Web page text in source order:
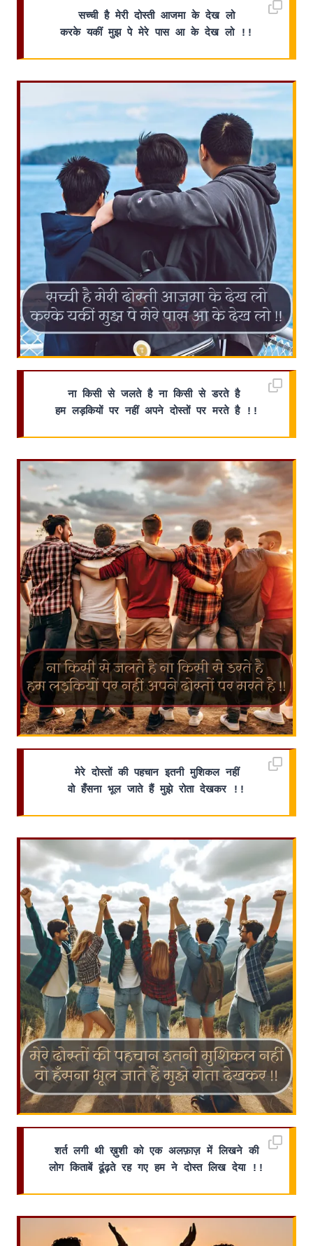
सच्ची है मेरी दोस्ती आजमा के देख लो
करके यकीं मुझ पे मेरे पास आ के देख लो !!
ना किसी से जलते है ना किसी से डरते है
हम लड़कियों पर नहीं अपने दोस्तों पर मरते है !!
मेरे दोस्तों की पहचान इतनी मुशिकल नहीं
वो हँसना भूल जाते हैं मुझे रोता देखकर !!
शर्त लगी थी ख़ुशी को एक अलफ़ाज़ में लिखने की
लोग किताबें ढूंढ़ते रह गए हम ने दोस्त लिख देया !!